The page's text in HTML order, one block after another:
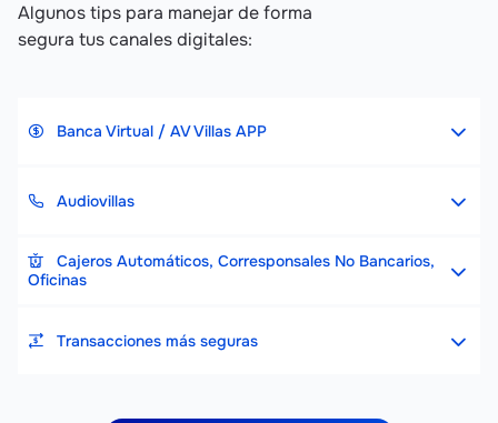
Algunos tips para manejar de forma
segura tus canales digitales:
Banca Virtual / AV Villas APP
Audiovillas
Cajeros Automáticos, Corresponsales No Bancarios,
Oficinas
Transacciones más seguras